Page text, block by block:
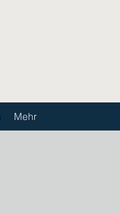
Mehr